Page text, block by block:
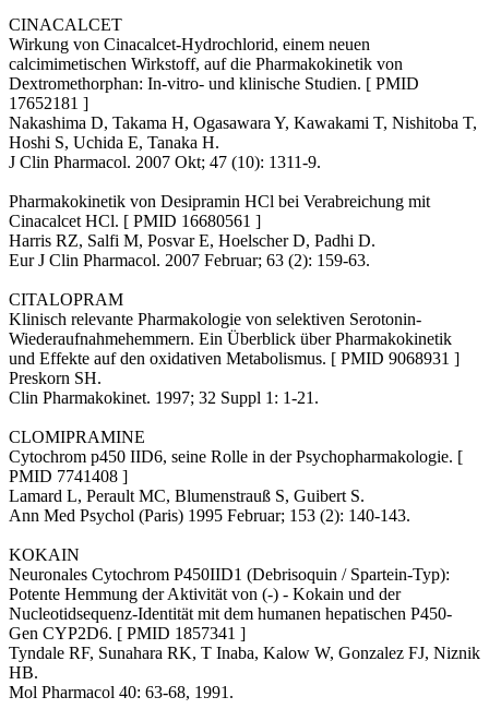
CINACALCET
Wirkung von Cinacalcet-Hydrochlorid, einem neuen
calcimimetischen Wirkstoff, auf die Pharmakokinetik von
Dextromethorphan: In-vitro- und klinische Studien. [ PMID
17652181 ]
Nakashima D, Takama H, Ogasawara Y, Kawakami T, Nishitoba T,
Hoshi S, Uchida E, Tanaka H.
J Clin Pharmacol. 2007 Okt; 47 (10): 1311-9.
Pharmakokinetik von Desipramin HCl bei Verabreichung mit
Cinacalcet HCl. [ PMID 16680561 ]
Harris RZ, Salfi M, Posvar E, Hoelscher D, Padhi D.
Eur J Clin Pharmacol. 2007 Februar; 63 (2): 159-63.
CITALOPRAM
Klinisch relevante Pharmakologie von selektiven Serotonin-
Wiederaufnahmehemmern. Ein Überblick über Pharmakokinetik
und Effekte auf den oxidativen Metabolismus. [ PMID 9068931 ]
Preskorn SH.
Clin Pharmakokinet. 1997; 32 Suppl 1: 1-21.
CLOMIPRAMINE
Cytochrom p450 IID6, seine Rolle in der Psychopharmakologie. [
PMID 7741408 ]
Lamard L, Perault MC, Blumenstrauß S, Guibert S.
Ann Med Psychol (Paris) 1995 Februar; 153 (2): 140-143.
KOKAIN
Neuronales Cytochrom P450IID1 (Debrisoquin / Spartein-Typ):
Potente Hemmung der Aktivität von (-) - Kokain und der
Nucleotidsequenz-Identität mit dem humanen hepatischen P450-
Gen CYP2D6. [ PMID 1857341 ]
Tyndale RF, Sunahara RK, T Inaba, Kalow W, Gonzalez FJ, Niznik
HB.
Mol Pharmacol 40: 63-68, 1991.